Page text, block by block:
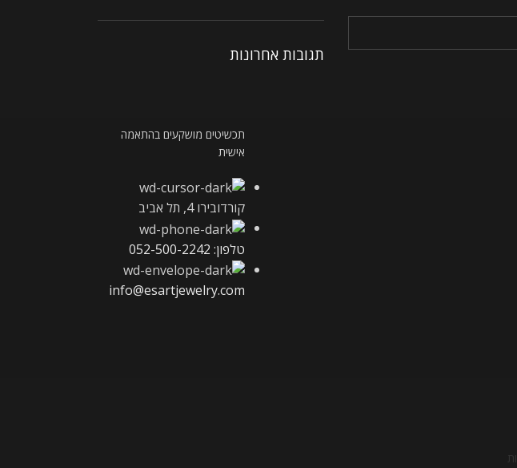
תגובות אחרונות
תכשיטים מושקעים בהתאמה
אישית
קורדובירו 4, תל אביב
טלפון: 052-500-2242
info@esartjewelry.com